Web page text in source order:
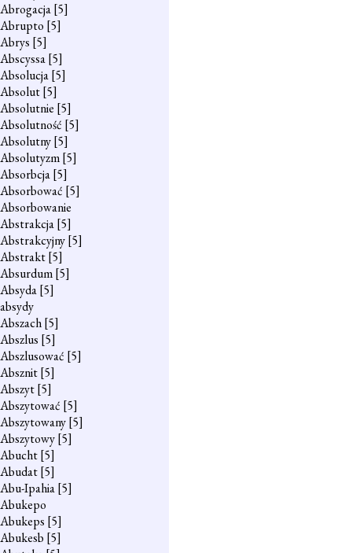
Abrogacja[5]
Abrupto [5]
Abrys [5]
Abscyssa[5]
Absolucja[5]
Absolut[5]
Absolutnie [5]
Absolutność [5]
Absolutny[5]
Absolutyzm[5]
Absorbcja[5]
Absorbować [5]
Absorbowanie
Abstrakcja[5]
Abstrakcyjny[5]
Abstrakt[5]
Absurdum[5]
Absyda[5]
absydy
Abszach[5]
Abszlus [5]
Abszlusować [5]
Absznit[5]
Abszyt[5]
Abszytować [5]
Abszytowany[5]
Abszytowy[5]
Abucht[5]
Abudat[5]
Abu-Ipahia[5]
Abukepo
Abukeps [5]
Abukesb [5]